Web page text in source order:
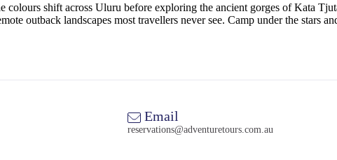
colours shift across Uluru before exploring the ancient gorges of Kata
outback landscapes most travellers never see. Camp under the stars
Email
reservations@adventuretours.com.au